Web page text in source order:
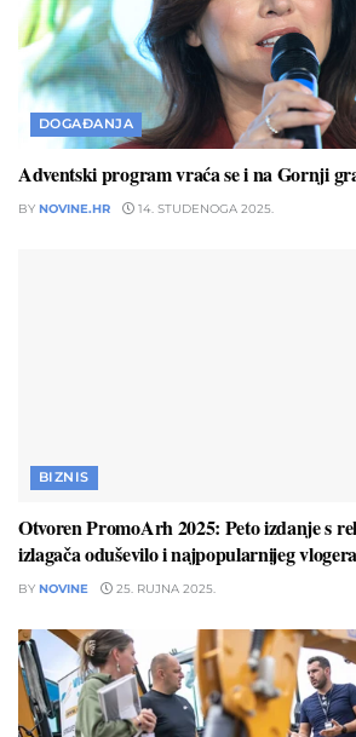
DOGAĐANJA
Adventski program vraća se i na Gornji
BY NOVINE.HR 14. STUDENOGA 2025.
BIZNIS
Otvoren PromoArh 2025: Peto izdanje s
izlagača oduševilo i najpopularnijeg vlogera
BY NOVINE 25. RUJNA 2025.